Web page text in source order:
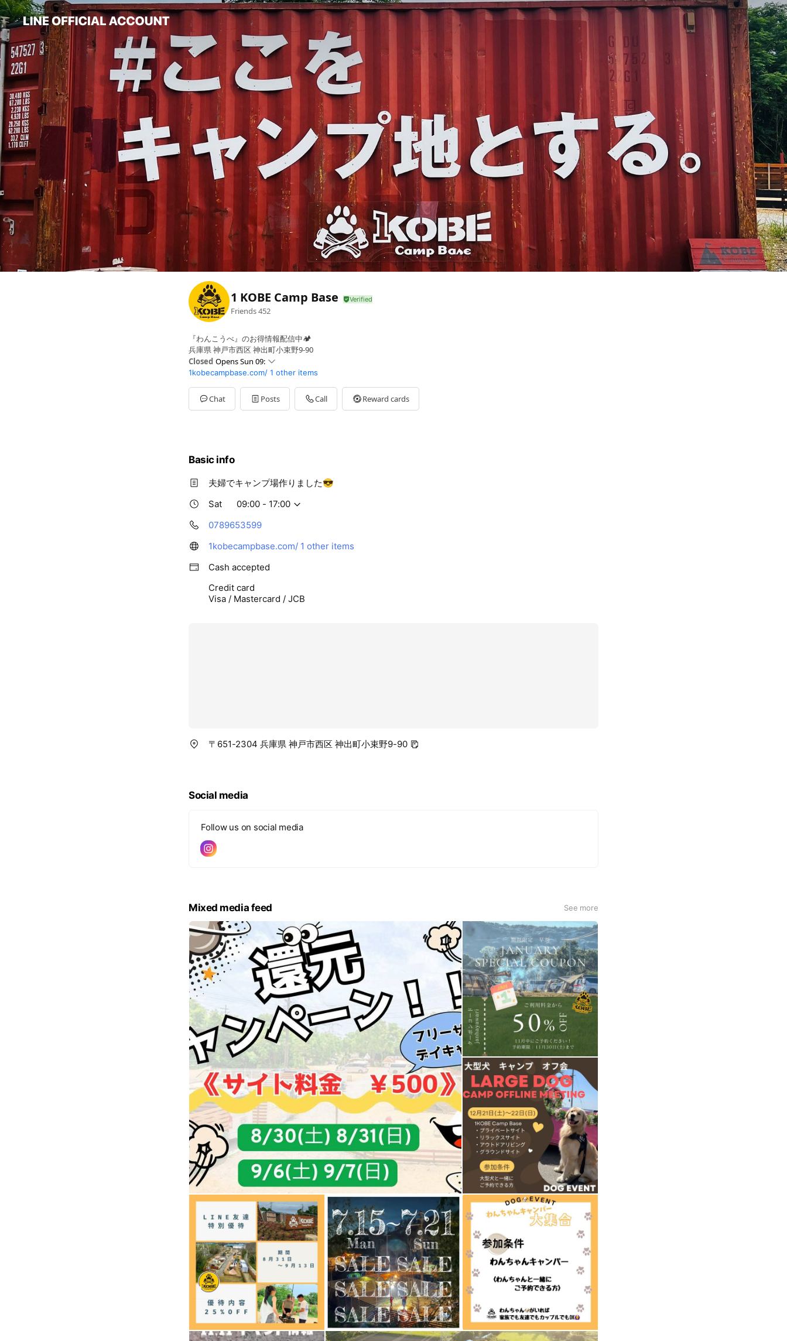
1 KOBE Camp Base
Friends452
『わんこうべ』のお得情報配信中🏕️
兵庫県 神戸市西区 神出町小束野9-90
Closed Opens Sun 09:
Sun09: - 17:
Mon09: - 17:
Tue09: - 17:
Wed09: - 17:
1kobecampbase.com/ 1 other items
Chat Posts Call Reward cards
Basic info
夫婦でキャンプ場作りました😎
Sat
09:00 - 17:00
0789653599
1kobecampbase.com/ 1 other items
Cash accepted
Credit card
Visa / Mastercard / JCB
〒651-2304 兵庫県 神戸市西区 神出町小束野9-90
Social media
Follow us on social media
Mixed media feed See more